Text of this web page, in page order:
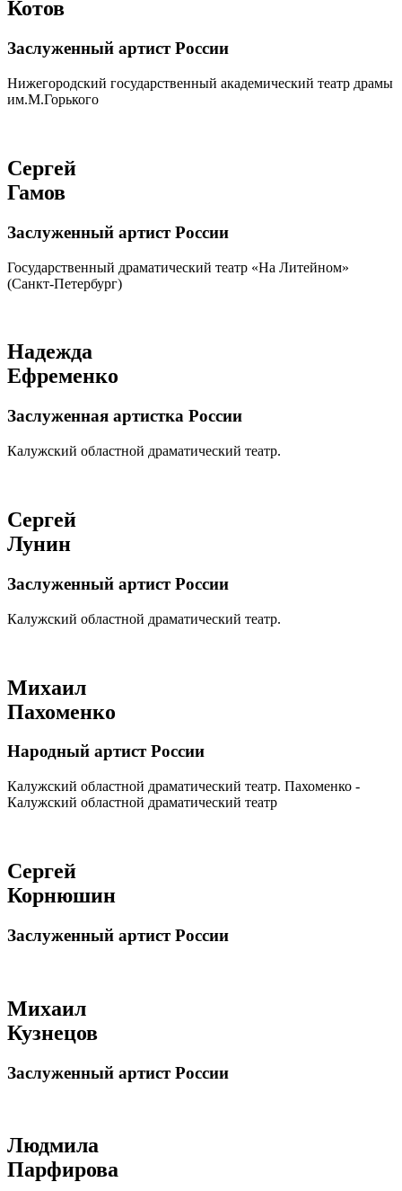
Котов
Заслуженный артист России
Нижегородский государственный академический театр драмы
им.М.Горького
Сергей
Гамов
Заслуженный артист России
Государственный драматический театр «На Литейном»
(Санкт-Петербург)
Надежда
Ефременко
Заслуженная артистка России
Калужский областной драматический театр.
Сергей
Лунин
Заслуженный артист России
Калужский областной драматический театр.
Михаил
Пахоменко
Народный артист России
Калужский областной драматический театр. Пахоменко -
Калужский областной драматический театр
Сергей
Корнюшин
Заслуженный артист России
Михаил
Кузнецов
Заслуженный артист России
Людмила
Парфирова